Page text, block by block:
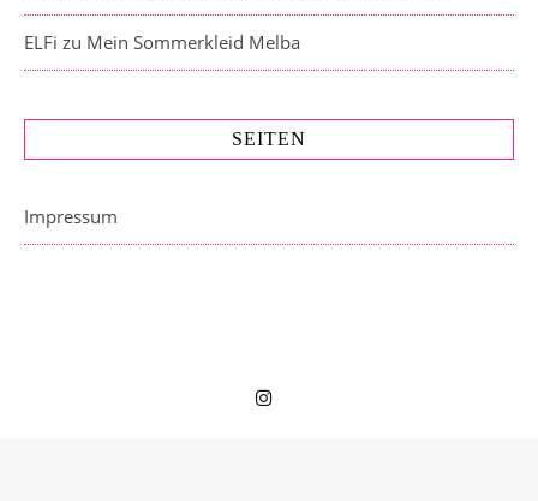
ELFi zu Mein Sommerkleid Melba
SEITEN
Impressum